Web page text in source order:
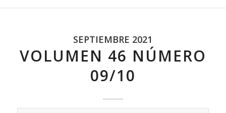
SEPTIEMBRE 2021
VOLUMEN 46 NÚMERO
09/10